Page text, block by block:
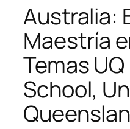
Australia:
Maestría
Temas
School,